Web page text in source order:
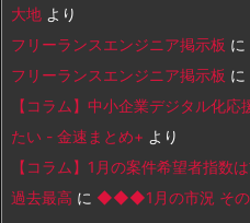
大地 より
フリーランスエンジニア掲示板 に
フリーランスエンジニア掲示板 に
【コラム】中小企業デジタル化応
たい - 金速まとめ+ より
【コラム】1月の案件希望者指数
過去最高 に ◆◆◆1月の市況 そ